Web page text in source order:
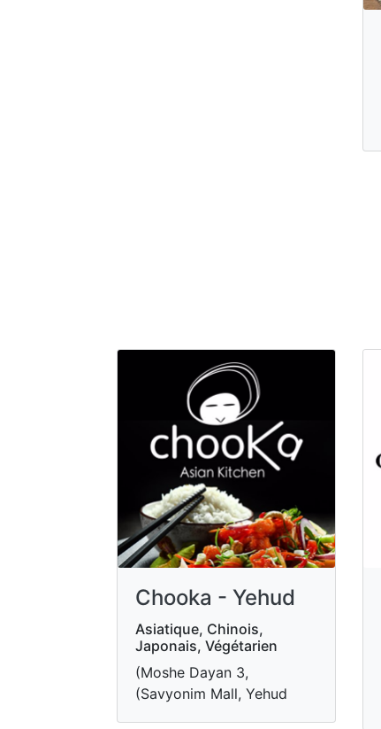
Chooka - Yehud
Asiatique, Chinois,
Japonais, Végétarien
(Moshe Dayan 3,
(Savyonim Mall, Yehud